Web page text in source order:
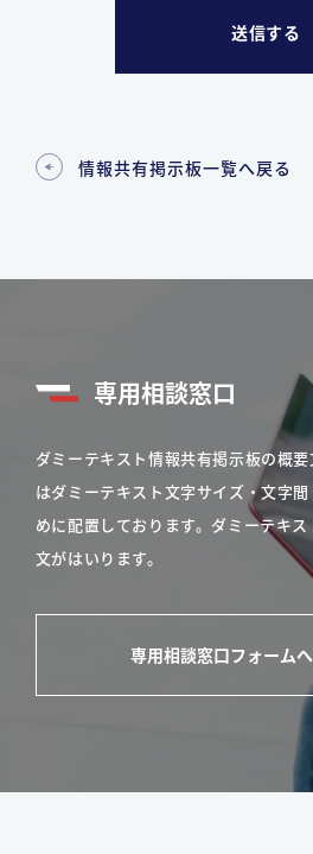
情報共有掲示板一覧へ戻る
専用相談窓口
ダミーテキスト情報共有掲示板の概
はダミーテキスト文字サイズ・文字
めに配置しております。ダミーテキ
文がはいります。
専用相談窓口フォームへ